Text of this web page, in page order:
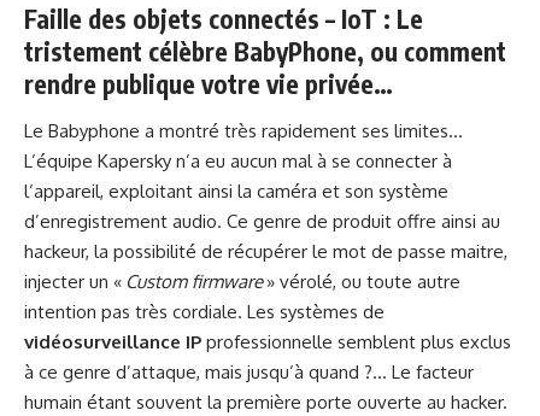
Faille des objets connectés – IoT : Le
tristement célèbre BabyPhone, ou comment
rendre publique votre vie privée…
Le Babyphone a montré très rapidement ses limites…
L’équipe Kapersky n’a eu aucun mal à se connecter à
l’appareil, exploitant ainsi la caméra et son système
d’enregistrement audio. Ce genre de produit offre ainsi au
hackeur, la possibilité de récupérer le mot de passe maitre,
injecter un « Custom firmware» vérolé, ou toute autre
intention pas très cordiale. Les systèmes de
vidéosurveillance IP professionnelle semblent plus exclus
à ce genre d’attaque, mais jusqu’à quand ?… Le facteur
humain étant souvent la première porte ouverte au hacker.